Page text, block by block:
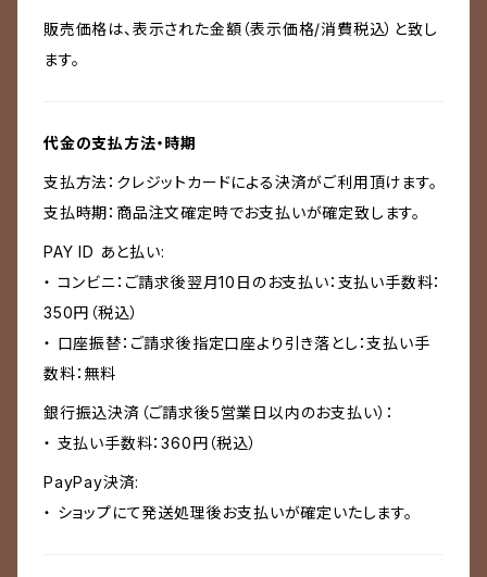
販売価格は、表示された金額（表示価格/消費税込）と致し
ます。
代金の支払方法・時期
支払方法：クレジットカードによる決済がご利用頂けます。
支払時期：商品注文確定時でお支払いが確定致します。
PAY ID あと払い:
・ コンビニ：ご請求後翌月10日のお支払い：支払い手数料：
350円（税込）
・ 口座振替：ご請求後指定口座より引き落とし：支払い手
数料：無料
銀行振込決済（ご請求後5営業日以内のお支払い）：
・ 支払い手数料：360円（税込）
PayPay決済:
・ ショップにて発送処理後お支払いが確定いたします。